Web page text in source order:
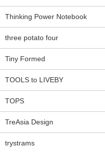
Thinking Power Notebook
three potato four
Tiny Formed
TOOLS to LIVEBY
TOPS
TreAsia Design
trystrams